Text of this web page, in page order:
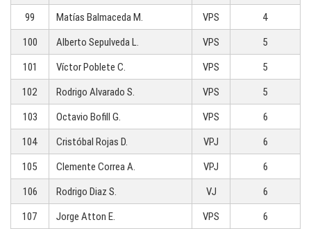
99
Matías Balmaceda M. VPS
4
100
Alberto Sepulveda L. VPS
5
101
Víctor Poblete C. VPS
5
102
Rodrigo Alvarado S. VPS
5
103
Octavio Bofill G. VPS
6
104
Cristóbal Rojas D. VPJ
6
105
Clemente Correa A. VPJ
6
106
Rodrigo Diaz S. VJ
6
107
Jorge Atton E. VPS
6